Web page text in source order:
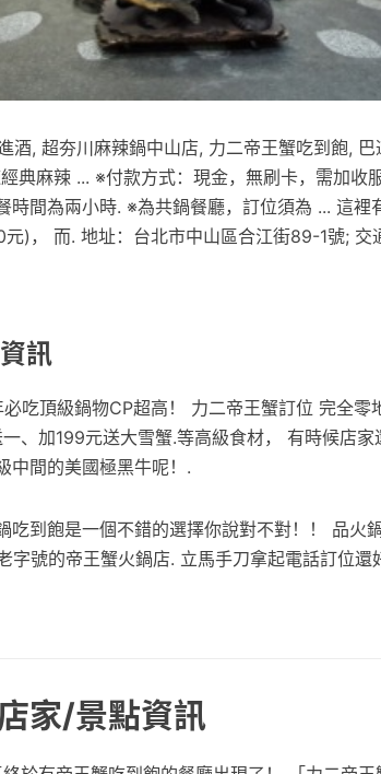
酒, 超夯川麻辣鍋中山店, 力二帝王蟹吃到飽, 巴
典麻辣 ... ※付款方式：現金，無刷卡，需加收
時間為兩小時. ※為共鍋餐廳，訂位須為 ... 這裡
)， 而. 地址：台北市中山區合江街89-1號; 交
訊
吃頂級鍋物CP超高！ 力二帝王蟹訂位 完全零
、加199元送大雪蟹.等高級食材， 有時候店家
中間的美國極黑牛呢！.
吃到飽是一個不錯的選擇你說對不對！！ 品火
字號的帝王蟹火鍋店. 立馬手刀拿起電話訂位還
家/景點資訊